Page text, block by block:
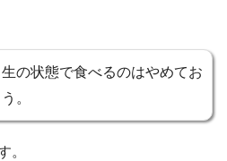
の状態で食べるのはやめてお
。
。